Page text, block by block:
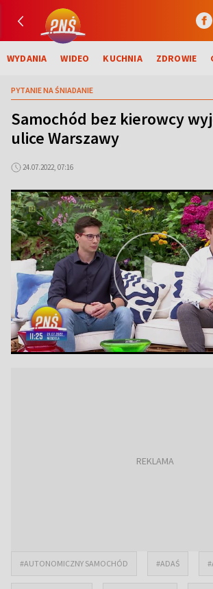
WYDANIA WIDEO KUCHNIA ZDROWIE
PYTANIE NA ŚNIADANIE
Samochód bez kierowcy
ulice Warszawy
24.07.2022, 07:16
#AUTONOMICZNY SAMOCHÓD #ADAŚ